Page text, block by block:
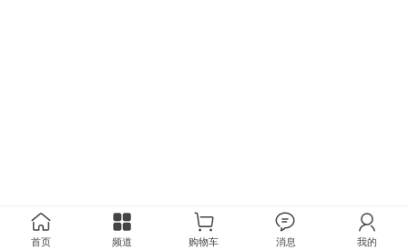
首页 频道 购物车 消息 我的